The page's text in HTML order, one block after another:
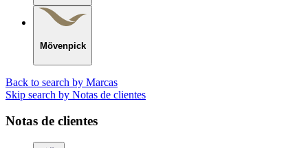
Mövenpick
Back to search by Marcas
Skip search by Notas de clientes
Notas de clientes